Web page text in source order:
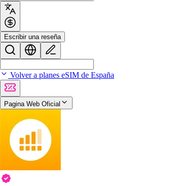
Escribir una reseña
Volver a planes eSIM de España
Pagina Web Oficial